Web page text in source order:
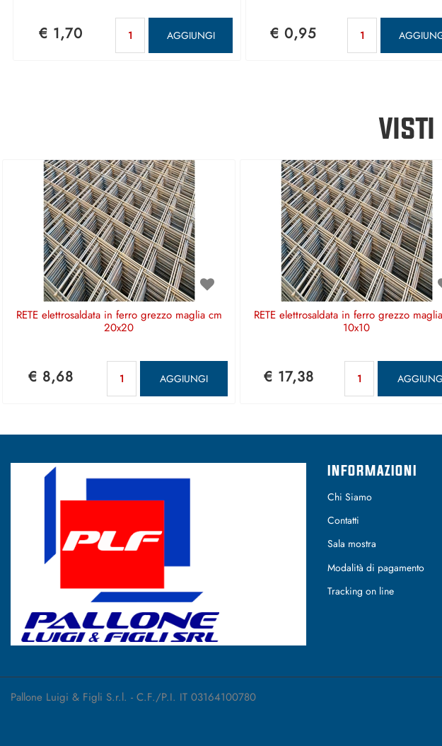
€ 1,70 AGGIUNGI € 0,95
VISTI
RETE elettrosaldata in ferro grezzo maglia cm
20x20
€ 8,68 AGGIUNGI
RETE elettrosaldata in ferro grezzo
10x10
€ 17,38
INFORMAZIONI
Chi Siamo
Contatti
Sala mostra
Modalità di pagamento
Tracking on line
Pallone Luigi & Figli S.r.l. - C.F./P.I. IT 03164100780